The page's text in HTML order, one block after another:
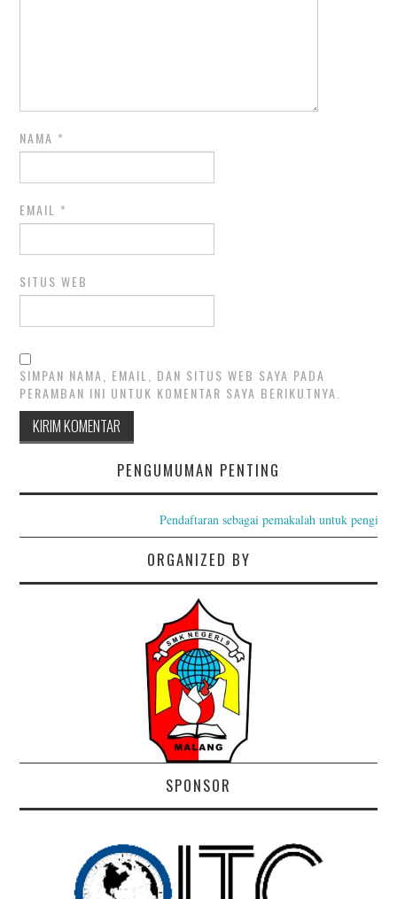
NAMA *
EMAIL *
SITUS WEB
SIMPAN NAMA, EMAIL, DAN SITUS WEB SAYA PADA
PERAMBAN INI UNTUK KOMENTAR SAYA BERIKUTNYA.
PENGUMUMAN PENTING
Pendaftaran sebagai pemakalah untuk
ORGANIZED BY
SPONSOR